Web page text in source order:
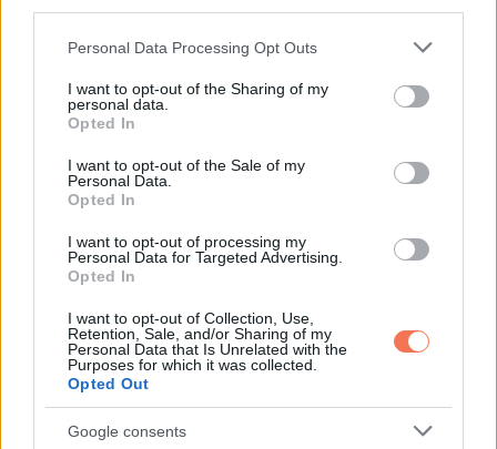
Please note that this website/app uses one or more Google
not limited to your visit or usage behaviour. You may click to
grant or deny consent to Google and its third-party tags to
use your data for below specified purposes in below Google
consent section.
Personal Data Processing Opt Outs
I want to opt-out of the Sharing of my
personal data.
Opted In
I want to opt-out of the Sale of my
Personal Data.
Opted In
I want to opt-out of processing my
Personal Data for Targeted Advertising.
Opted In
I want to opt-out of Collection, Use,
Retention, Sale, and/or Sharing of my
Personal Data that Is Unrelated with the
Purposes for which it was collected.
Opted Out
Google consents